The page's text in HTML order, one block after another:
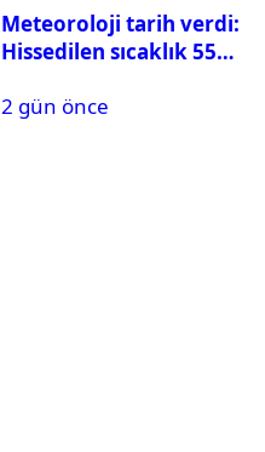
Meteoroloji tarih verdi:
Hissedilen sıcaklık 55
2 gün önce